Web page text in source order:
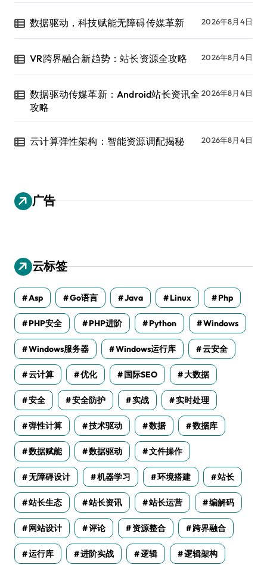
数据驱动，科技赋能无障碍传媒革新 2026年8月4日
VR跨界融合新趋势：站长资源全攻略 2026年8月4日
数据驱动传媒革新：Android站长资讯全
攻略
2026年8月4日
云计算弹性架构：智能资源调配揭秘 2026年8月4日
广告
云标签
Asp Go语言 Java Linux Php
PHP安全 PHP进阶 Python Windows
Windows服务器 Windows运行库 云安全
云计算 优化 国际SEO 大数据
安全 安全防护 实战 实时处理
弹性计算 技术驱动 数据 数据库
数据赋能 数据驱动 文件操作
无障碍设计 机器学习 环境搭建 站长
站长生态 站长资讯 站长运营 编解码
网站设计 评论 资源整合 跨界融合
运行库 进阶实战 逻辑 逻辑架构